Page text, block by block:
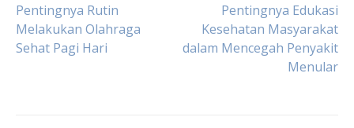
Post
navigation
Pentingnya Rutin
Melakukan Olahraga
Sehat Pagi Hari
Pentingnya Edukasi
Kesehatan Masyarakat
dalam Mencegah Penyakit
Menular